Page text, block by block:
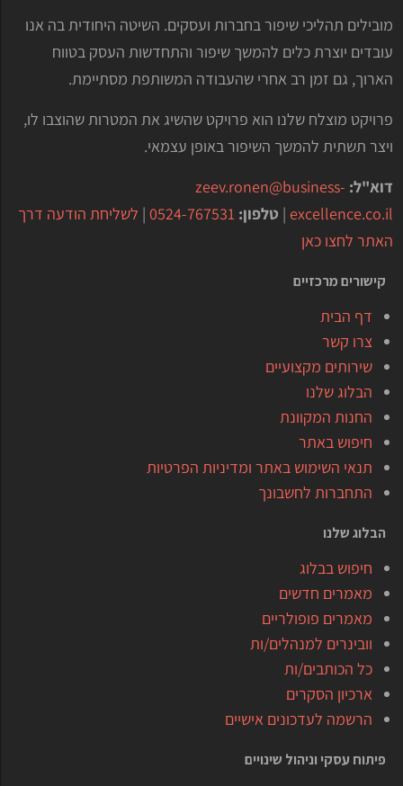
מובילים תהליכי שיפור בחברות ועסקים. השיטה היחודית בה אנו
עובדים יוצרת כלים להמשך שיפור והתחדשות העסק בטווח
הארוך, גם זמן רב אחרי שהעבודה המשותפת מסתיימת.
פרויקט מוצלח שלנו הוא פרויקט שהשיג את המטרות שהוצבו לו,
ויצר תשתית להמשך השיפור באופן עצמאי.
דוא"ל: zeev.ronen@business-
excellence.co.il
| טלפון: 0524-767531
| לשליחת הודעה דרך
האתר לחצו כאן
קישורים מרכזיים
דף הבית
צרו קשר
שירותים מקצועיים
הבלוג שלנו
החנות המקוונת
חיפוש באתר
תנאי השימוש באתר ומדיניות הפרטיות
התחברות לחשבונך
הבלוג שלנו
חיפוש בבלוג
מאמרים חדשים
מאמרים פופולריים
וובינרים למנהלים/ות
כל הכותבים/ות
ארכיון הסקרים
הרשמה לעדכונים אישיים
פיתוח עסקי וניהול שינויים